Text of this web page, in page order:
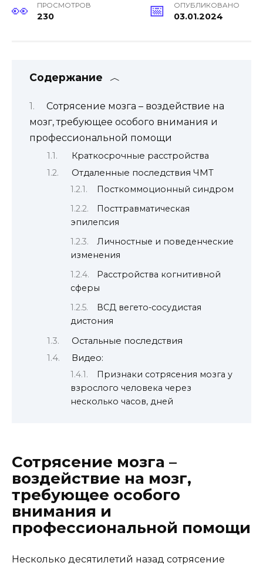
ПРОСМОТРОВ
230
ОПУБЛИКОВАНО
03.01.2024
Содержание
Сотрясение мозга – воздействие на
мозг, требующее особого внимания и
профессиональной помощи
Краткосрочные расстройства
Отдаленные последствия ЧМТ
Посткоммоционный синдром
Посттравматическая
эпилепсия
Личностные и поведенческие
изменения
Расстройства когнитивной
сферы
ВСД вегето-сосудистая
дистония
Остальные последствия
Видео:
Признаки сотрясения мозга у
взрослого человека через
несколько часов, дней
Сотрясение мозга –
воздействие на мозг,
требующее особого
внимания и
профессиональной помощи
Несколько десятилетий назад сотрясение